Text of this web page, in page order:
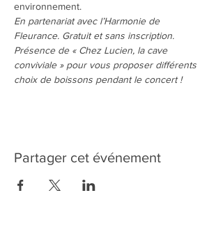
environnement.
En partenariat avec l’Harmonie de
Fleurance. Gratuit et sans inscription.
Présence de « Chez Lucien, la cave
conviviale » pour vous proposer différents
choix de boissons pendant le concert !
Partager cet événement